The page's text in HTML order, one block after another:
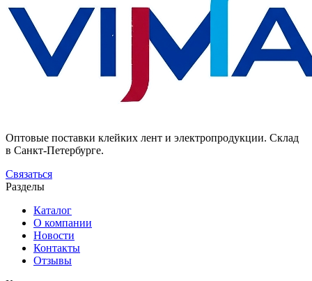
Оптовые поставки клейких лент и электропродукции. Склад
в Санкт-Петербурге.
Связаться
Разделы
Каталог
О компании
Новости
Контакты
Отзывы